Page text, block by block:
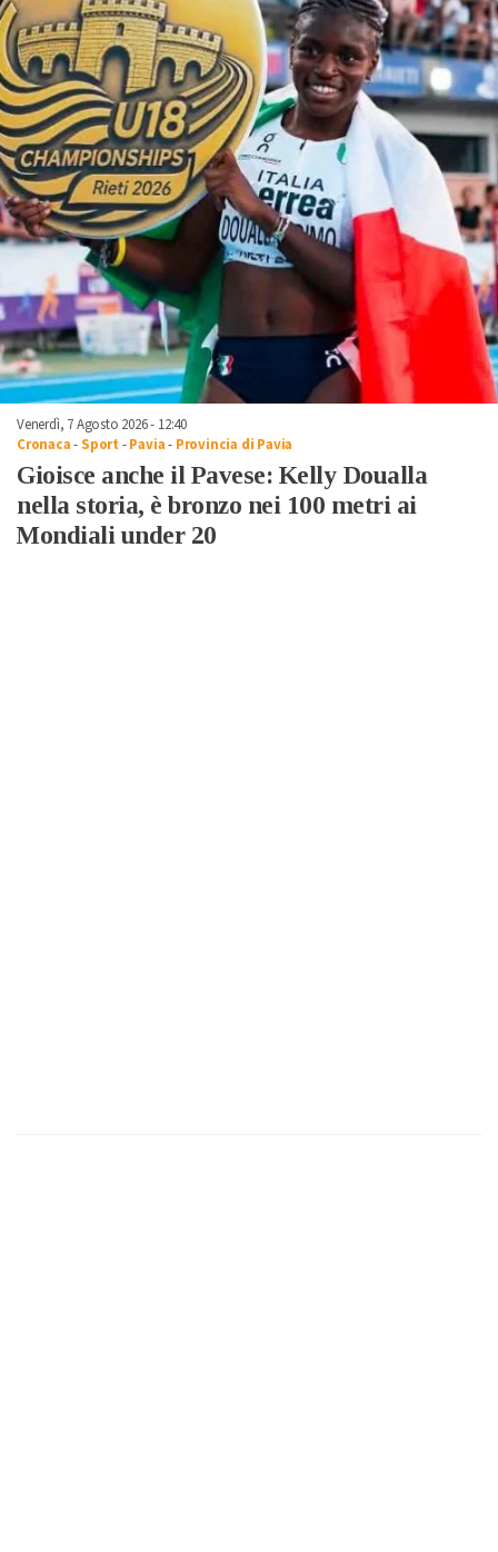
Venerdì, 7 Agosto 2026 - 12:40
Cronaca-Sport -Pavia- Provincia di Pavia
Gioisce anche il Pavese: Kelly Doualla
nella storia, è bronzo nei 100 metri ai
Mondiali under 20